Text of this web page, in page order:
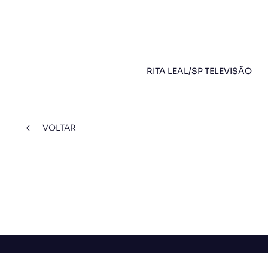
RITA LEAL/SP TELEVISÃO
VOLTAR